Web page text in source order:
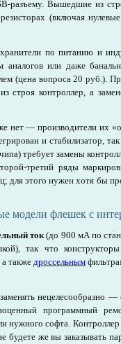
разъему. Вышедшие из
(включая
по питанию и
аналогов или даже
(цена вопроса 20 руб.).
контроллер, а
нет — производители их
и стабилизатор,
требует замены
третий ряды
для этого нужен хотя бы
модели флешек с
ток(до 900 мА по
так что конструкторы
а такжедроссельным
нецелесообразно —
программный
нужного софта.
будете же вы заказывать